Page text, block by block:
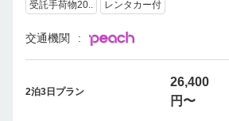
受託手荷物20..
レンタカー付
交通機関
2泊3日プラン
26,400
円〜